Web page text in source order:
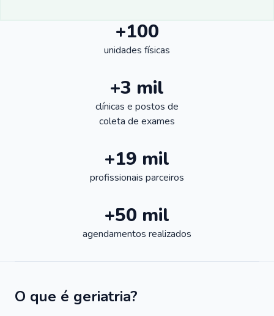
+100
unidades físicas
+3 mil
clínicas e postos de
coleta de exames
+19 mil
profissionais parceiros
+50 mil
agendamentos realizados
O que é geriatria?